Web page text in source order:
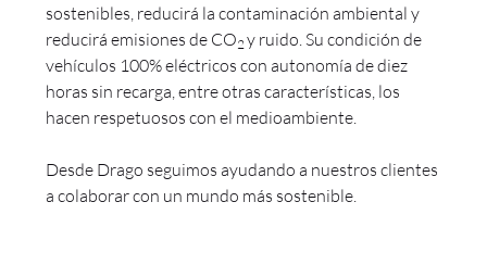
sostenibles, reducirá la contaminación ambiental y
reducirá emisiones de CO2 y ruido. Su condición de
vehículos 100% eléctricos con autonomía de diez
horas sin recarga, entre otras características, los
hacen respetuosos con el medioambiente.
Desde Drago seguimos ayudando a nuestros clientes
a colaborar con un mundo más sostenible.